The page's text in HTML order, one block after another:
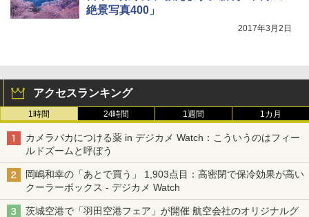
絶景写真400」
2017年3月2日
アクセスランキング
1時間 24時間 1週間 1カ月
カメラバカにつける薬 in デジカメ Watch：こういうのはフィー
ルドズームと呼ぼう
岡嶋和幸の「あとで買う」 1,903点目：高密閉で保冷効果が高い
クーラーボックス - デジカメ Watch
茨城空港で「羽田空港フェア」が開催 航空会社のオリジナルグ